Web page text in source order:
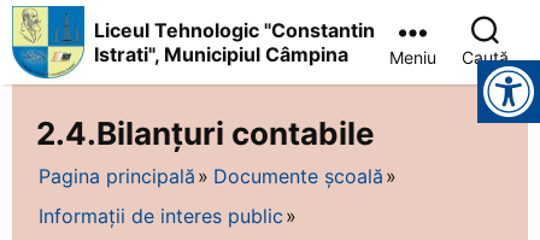
Liceul
"Constantin
Municipiul
Câmpina
Liceul Tehnologic "Constantin
Istrati", Municipiul Câmpina
Meniu Caută
Instrumente pentru accesibilitate
2.4.Bilanțuri contabile
Pagina principală
Documente școală
Informații de interes public